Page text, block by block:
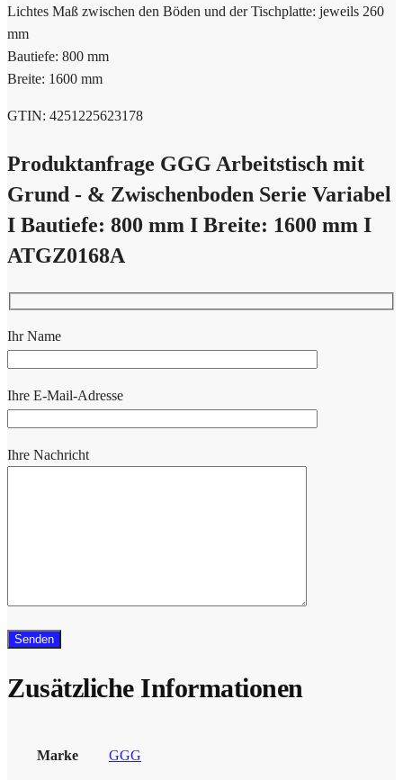
Lichtes Maß zwischen den Böden und der Tischplatte: jeweils 260
mm
Bautiefe: 800 mm
Breite: 1600 mm
GTIN: 4251225623178
Produktanfrage GGG Arbeitstisch mit
Grund - & Zwischenboden Serie Variabel
I Bautiefe: 800 mm I Breite: 1600 mm I
ATGZ0168A
Ihr Name
Ihre E-Mail-Adresse
Ihre Nachricht
Zusätzliche Informationen
Marke GGG